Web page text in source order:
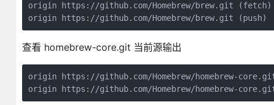
origin https://github.com/Homebrew/brew.git (fetch)
origin https://github.com/Homebrew/brew.git (push)
查看 homebrew-core.git 当前源输出
origin https://github.com/Homebrew/homebrew-
origin https://github.com/Homebrew/homebrew-